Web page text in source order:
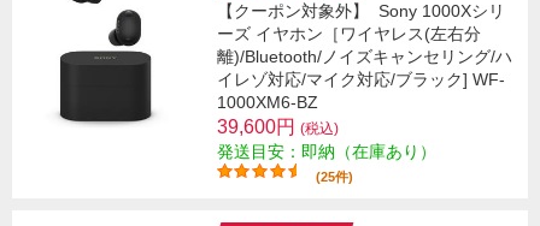
【クーポン対象外】
Sony 1000Xシリ
ーズ イヤホン［ワイヤレス(左右分
離)/Bluetooth/ノイズキャンセリング/ハ
イレゾ対応/マイク対応/ブラック] WF-
1000XM6-BZ
39,600円 (税込)
発送目安：即納（在庫あり）
(25件)